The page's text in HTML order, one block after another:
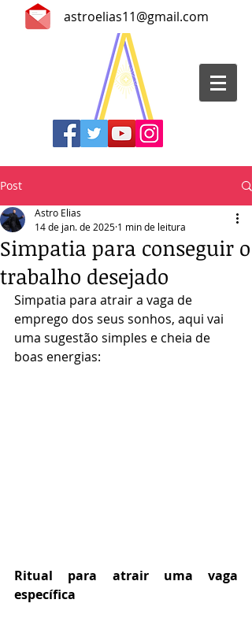
astroelias11@gmail.com
Post
Simpatia para conseguir o
trabalho desejado
Astro Elias
14 de jan. de 2025 1 min de leitura
Simpatia para atrair a vaga de
emprego dos seus sonhos, aqui vai
uma sugestão simples e cheia de
boas energias:
Ritual para atrair uma vaga
específica